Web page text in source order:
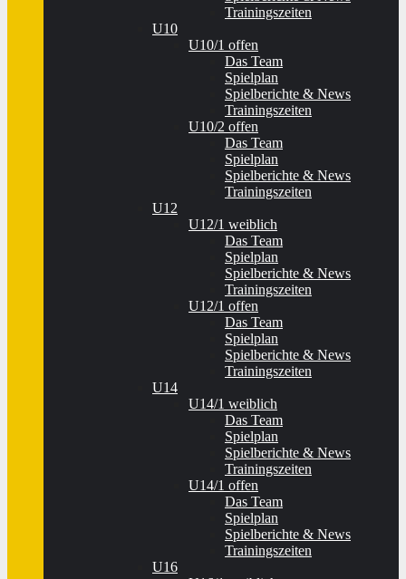
Trainingszeiten
U10
U10/1 offen
Das Team
Spielplan
Spielberichte & News
Trainingszeiten
U10/2 offen
Das Team
Spielplan
Spielberichte & News
Trainingszeiten
U12
U12/1 weiblich
Das Team
Spielplan
Spielberichte & News
Trainingszeiten
U12/1 offen
Das Team
Spielplan
Spielberichte & News
Trainingszeiten
U14
U14/1 weiblich
Das Team
Spielplan
Spielberichte & News
Trainingszeiten
U14/1 offen
Das Team
Spielplan
Spielberichte & News
Trainingszeiten
U16